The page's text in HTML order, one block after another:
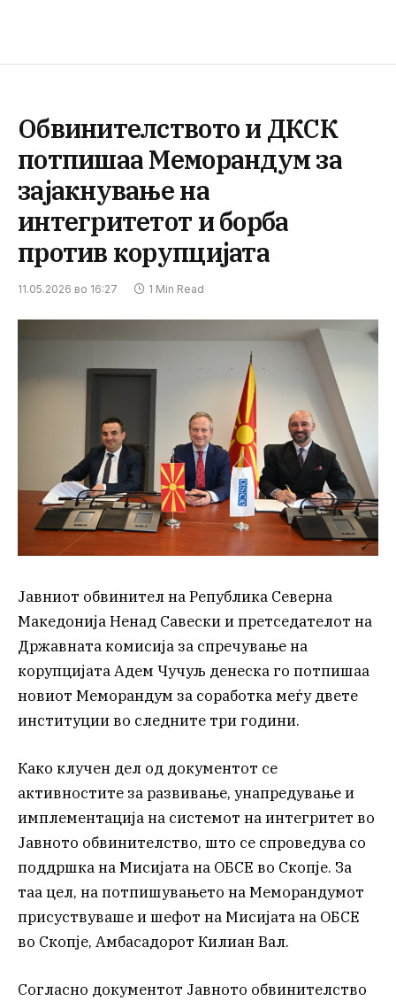
Обвинителството и ДКСК
потпишаа Меморандум за
зајакнување на
интегритетот и борба
против корупцијата
11.05.2026 во 16:27 1 Min Read
Јавниот обвинител на Република Северна
Македонија Ненад Савески и претседателот на
Државната комисија за спречување на
корупцијата Адем Чучуљ денеска го потпишаа
новиот Меморандум за соработка меѓу двете
институции во следните три години.
Како клучен дел од документот се
активностите за развивање, унапредување и
имплементација на системот на интегритет во
Јавното обвинителство, што се спроведува со
поддршка на Мисијата на ОБСЕ во Скопје. За
таа цел, на потпишувањето на Меморандумот
присуствуваше и шефот на Мисијата на ОБСЕ
во Скопје, Амбасадорот Килиан Вал.
Согласно документот Јавното обвинителство